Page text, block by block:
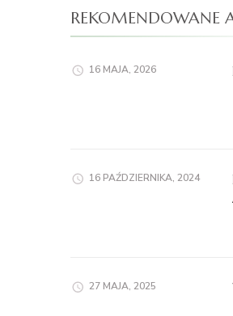
REKOMENDOWANE
16 MAJA, 2026
16 PAŹDZIERNIKA, 2024
27 MAJA, 2025